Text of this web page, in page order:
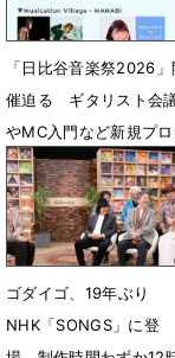
「日比谷音楽祭2026」
催迫る ギタリスト会
やMC入門など新規プ
ラム発表
5月23日 18時00分
ゴダイゴ、19年ぶり
NHK「SONGS」に登